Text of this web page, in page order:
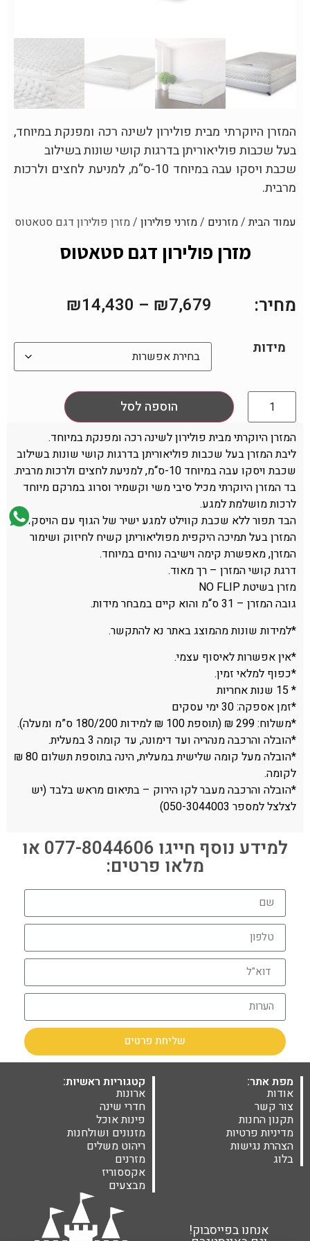
המזרן היוקרתי מבית פולירון לשינה רכה ומפנקת במיוחד,
בעל שכבות פוליאוריתן בדרגות קושי שונות בשילוב
שכבת ויסקו עבה במיוחד 10-ס“מ, למניעת לחצים ולרכות
מרבית.
עמוד הבית/מזרנים /מזרני פולירון / מזרן פולירון דגם סטאטוס
מזרן פולירון דגם סטאטוס
מחיר: ₪7,679
–
₪14,430
מידות
הוספה לסל
המזרן היוקרתי מבית פולירון לשינה רכה ומפנקת במיוחד.
ליבת המזרן בעל שכבות פוליאוריתן בדרגות קושי שונות בשילוב
שכבת ויסקו עבה במיוחד 10-ס“מ, למניעת לחצים ולרכות מרבית.
בד המזרן היוקרתי מכיל סיבי משי וקשמיר וסרוג במרקם מיוחד
לרכות מושלמת למגע.
הבד תפור ללא שכבת קווילט למגע ישיר של הגוף עם הויסקו.
המזרן בעל תמיכה היקפית מפוליאוריתן קשיח לחיזוק ושימור
המזרן, מאפשרת קימה וישיבה נוחים במיוחד.
דרגת קושי המזרן – רך מאוד.
מזרן בשיטת NO FLIP
גובה המזרן – 31 ס“מ והוא קיים במבחר מידות.
*למידות שונות מהמוצג באתר נא להתקשר.
*אין אפשרות לאיסוף עצמי.
*כפוף למלאי זמין.
* 15 שנות אחריות
*זמן אספקה: 30 ימי עסקים
*משלוח: 299 ₪ (תוספת 100 ₪ למידות 180/200 ס”מ ומעלה).
*הובלה והרכבה מנהריה ועד דימונה, עד קומה 3 במעלית.
*הובלה מעל קומה שלישית במעלית, הינה בתוספת תשלום 80 ₪
לקומה.
*הובלה והרכבה מעבר לקו הירוק – בתיאום מראש בלבד (יש
לצלצל למספר 050-3044003)
למידע נוסף חייגו 077-8044606 או
מלאו פרטים:
שליחת פרטים
מפת אתר:
אודות
צור קשר
תקנון החנות
מדיניות פרטיות
הצהרת נגישות
בלוג
קטגוריות ראשיות:
ארונות
חדרי שינה
פינות אוכל
מזנונים ושולחנות
ריהוט משלים
מזרנים
אקססוריז
מבצעים
אנחנו בפייסבוק!